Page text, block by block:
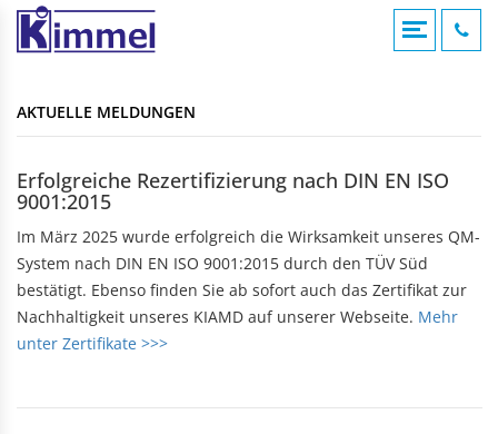
Übersicht
Anwendungsgebiete
Nomenklatur
Bearbeitungshinweise
Lohnarbeiten
KIAMID
zu den Produkten
SEBAMID
Übersicht
BADEWANNEN
Eckbadewannen
Rechteckwannen
Sechseckwannen
Achteckwannen
Rund- und Ovalwannen
Babywannen
Übersicht
MASCHINENTECHNIK
Maschinen
KLAPPBECHER
Historie
AKTUELLE MELDUNGEN
KONTAKTFOMULAR
DATENSCHUTZ
AKTUELLE MELDUNGEN
Erfolgreiche Rezertifizierung nach DIN EN ISO
9001:2015
Im März 2025 wurde erfolgreich die Wirksamkeit unseres QM-
System nach DIN EN ISO 9001:2015 durch den TÜV Süd
bestätigt. Ebenso finden Sie ab sofort auch das Zertifikat zur
Nachhaltigkeit unseres KIAMD auf unserer Webseite. Mehr
unter Zertifikate >>>